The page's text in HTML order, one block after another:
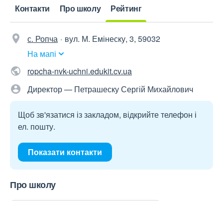
Контакти Про школу Рейтинг
с. Ропча
вул. М. Емінеску, 3, 59032
На мапі
ropcha-nvk-uchni.edukit.cv.ua
Директор — Петрашеску Сергій Михайлович
Щоб зв'язатися із закладом, відкрийте телефон і
ел. пошту.
Показати контакти
Про школу